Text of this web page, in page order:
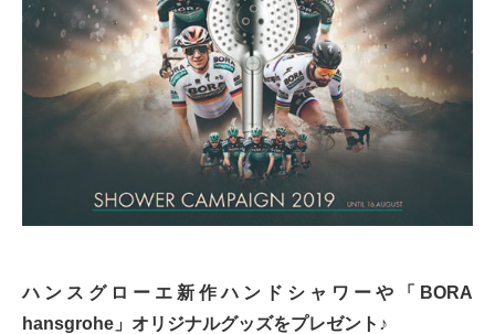
ハンスグローエ新作ハンドシャワーや「BORA
hansgrohe」オリジナルグッズをプレゼント♪